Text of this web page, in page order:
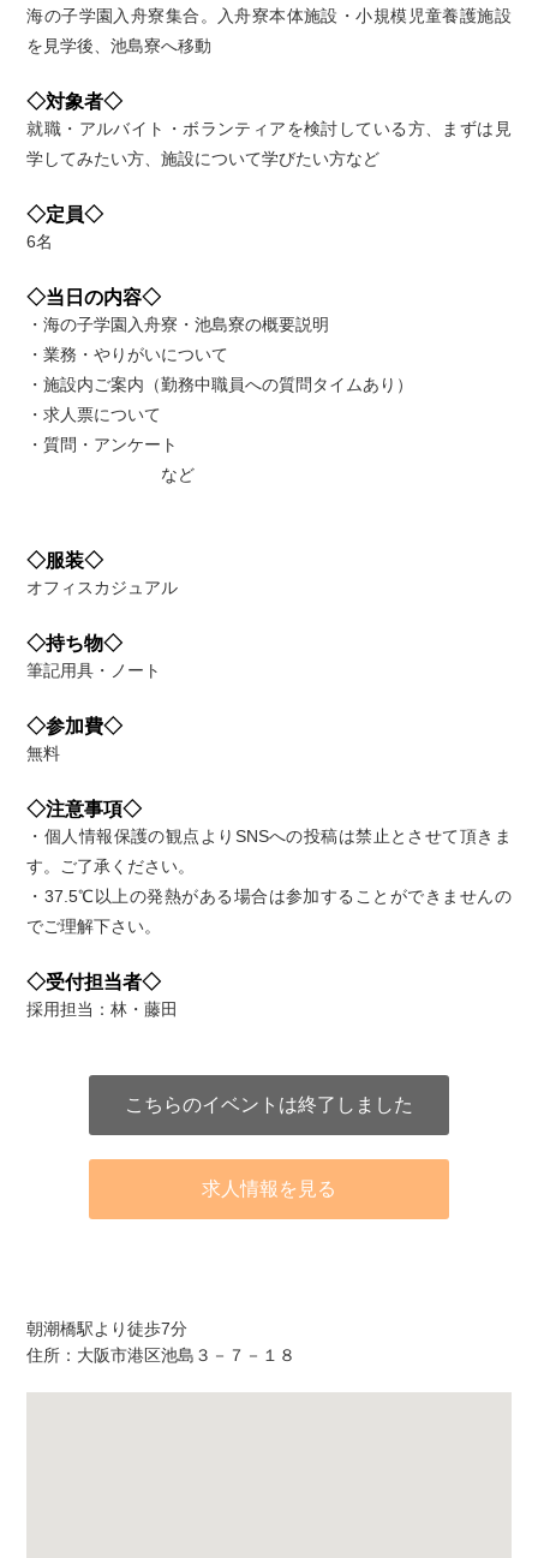
海の子学園入舟寮集合。入舟寮本体施設・小規模児童養護施設
を見学後、池島寮へ移動
◇対象者◇
就職・アルバイト・ボランティアを検討している方、まずは見
学してみたい方、施設について学びたい方など
◇定員◇
6名
◇当日の内容◇
・海の子学園入舟寮・池島寮の概要説明
・業務・やりがいについて
・施設内ご案内（勤務中職員への質問タイムあり）
・求人票について
・質問・アンケート
など
◇服装◇
オフィスカジュアル
◇持ち物◇
筆記用具・ノート
◇参加費◇
無料
◇注意事項◇
・個人情報保護の観点よりSNSへの投稿は禁止とさせて頂きま
す。ご了承ください。
・37.5℃以上の発熱がある場合は参加することができませんの
でご理解下さい。
◇受付担当者◇
採用担当：林・藤田
こちらのイベントは終了しました
求人情報を見る
朝潮橋駅より徒歩7分
住所：大阪市港区池島３－７－１８